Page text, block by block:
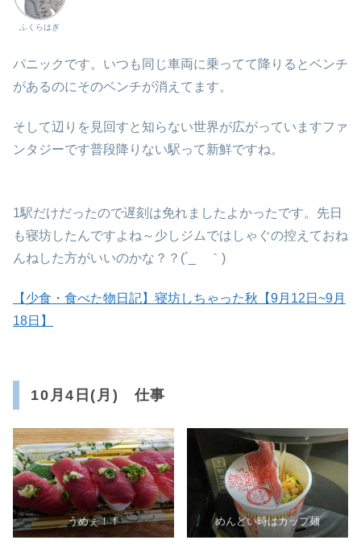
ふくらはぎ
パニックです。いつも同じ車両に乗ってて降りるとベンチ
があるのにそのベンチが消えてます。
そして辺りを見回すと知らない世界が広がっていますファ
ンタジーです普段降りない駅って新鮮ですね。
1駅だけだったので遅刻は免れましたよかったです。先日
も寝坊したんですよね～少しジムではしゃぐの控えておね
んねした方がいいのかな？？(´_ゝ｀)
【少食・食べた物日記】寝坊しちゃった秋【9月12日~9月
18日】
10月4日(月) 仕事
うめぇ！！ めんどい時はカップ麺